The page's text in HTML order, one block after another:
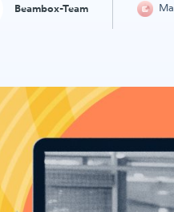
Beambox-Team